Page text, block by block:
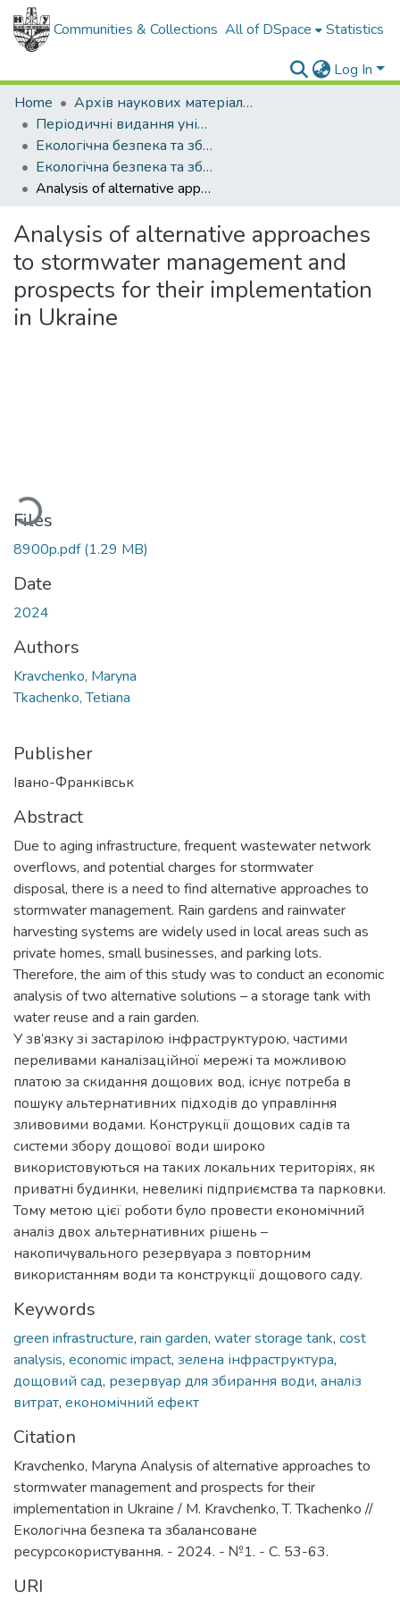
Communities & Collections All of DSpace Statistics
Log In
Home
Архів наукових матеріалів
Періодичні видання університету
Екологічна безпека та збалансоване ресурсокористування
Екологічна безпека та збалансоване ресурсокористування - 2024. - №1
Analysis of alternative approaches to stormwater management and prospects for their implementation in Ukraine
Analysis of alternative approaches
to stormwater management and
prospects for their implementation
in Ukraine
Loading...
Files
8900p.pdf(1.29 MB)
Date
2024
Authors
Kravchenko, Maryna
Tkachenko, Tetiana
Publisher
Івано-Франківськ
Abstract
Due to aging infrastructure, frequent wastewater network
overflows, and potential charges for stormwater
disposal, there is a need to find alternative approaches to
stormwater management. Rain gardens and rainwater
harvesting systems are widely used in local areas such as
private homes, small businesses, and parking lots.
Therefore, the aim of this study was to conduct an economic
analysis of two alternative solutions – a storage tank with
water reuse and a rain garden.
У зв’язку зі застарілою інфраструктурою, частими
переливами каналізаційної мережі та можливою
платою за скидання дощових вод, існує потреба в
пошуку альтернативних підходів до управління
зливовими водами. Конструкції дощових садів та
системи збору дощової води широко
використовуються на таких локальних територіях, як
приватні будинки, невеликі підприємства та парковки.
Тому метою цієї роботи було провести економічний
аналіз двох альтернативних рішень –
накопичувального резервуара з повторним
використанням води та конструкції дощового саду.
Keywords
green infrastructure, rain garden, water storage tank, cost
analysis, economic impact, зелена інфраструктура,
дощовий сад, резервуар для збирання води, аналіз
витрат, економічний ефект
Citation
Kravchenko, Maryna Analysis of alternative approaches to
stormwater management and prospects for their
implementation in Ukraine / M. Kravchenko, T. Tkachenko //
Екологічна безпека та збалансоване
ресурсокористування. - 2024. - №1. - C. 53-63.
URI